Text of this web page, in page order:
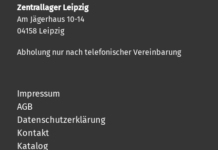
Zentrallager Leipzig
Am Jägerhaus 10-14
04158 Leipzig
Abholung nur nach telefonischer Vereinbarung
Impressum
AGB
Datenschutzerklärung
Kontakt
Katalog